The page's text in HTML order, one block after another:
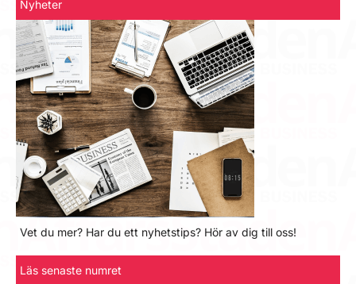
Nyheter
Vet du mer? Har du ett nyhetstips? Hör av dig till oss!
Läs senaste numret